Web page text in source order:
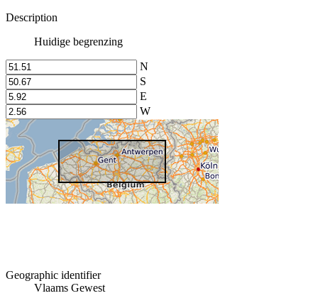
Description
Huidige begrenzing
N
S
E
W
Geographic identifier
Vlaams Gewest